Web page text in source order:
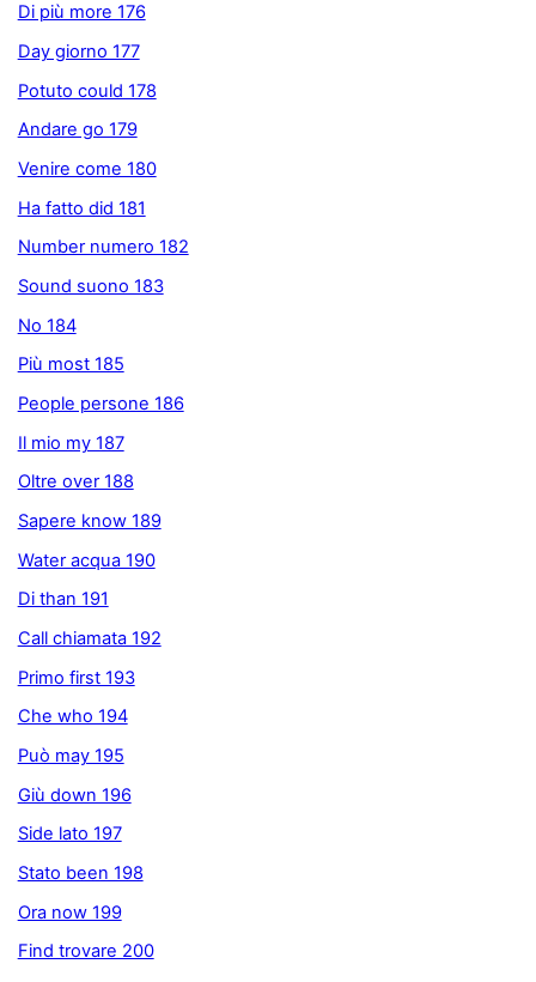
Di più more 176
Day giorno 177
Potuto could 178
Andare go 179
Venire come 180
Ha fatto did 181
Number numero 182
Sound suono 183
No 184
Più most 185
People persone 186
Il mio my 187
Oltre over 188
Sapere know 189
Water acqua 190
Di than 191
Call chiamata 192
Primo first 193
Che who 194
Può may 195
Giù down 196
Side lato 197
Stato been 198
Ora now 199
Find trovare 200